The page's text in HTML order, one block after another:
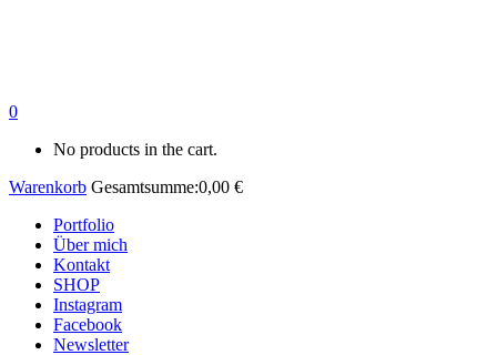
0
No products in the cart.
Warenkorb Gesamtsumme:0,00 €
Portfolio
Über mich
Kontakt
SHOP
Instagram
Facebook
Newsletter